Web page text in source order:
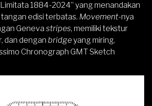
1884-2024” yang menandakan
tangan edisi terbatas. Movement-nya
Geneva stripes, memiliki tekstur
dan dengan bridgeyang miring.
Chronograph GMT Sketch